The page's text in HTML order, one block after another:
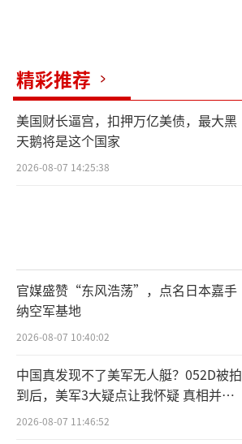
精彩推荐
美国财长逼宫，扣押万亿美债，最大黑
天鹅将是这个国家
2026-08-07 14:25:38
官媒盛赞“东风浩荡”，点名日本嘉手
纳空军基地
2026-08-07 10:40:02
中国真发现不了美军无人艇？052D被拍
到后，美军3大疑点让我怀疑 真相并非
如此
2026-08-07 11:46:52